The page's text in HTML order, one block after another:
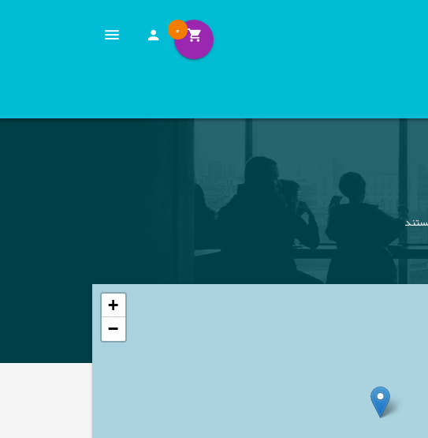
0
+
−